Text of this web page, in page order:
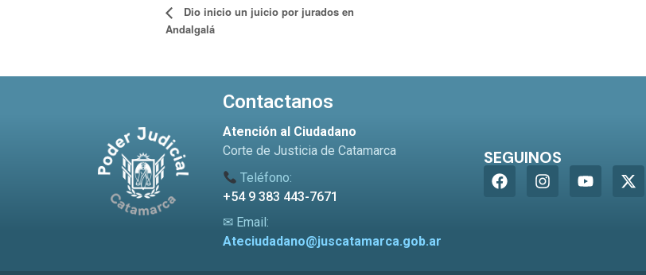
Dio inicio un juicio por jurados en
Andalgalá
Contactanos
Atención al Ciudadano
Corte de Justicia de Catamarca
Teléfono:
+54 9 383 443-7671
✉ Email:
Ateciudadano@juscatamarca.gob.ar
SEGUINOS